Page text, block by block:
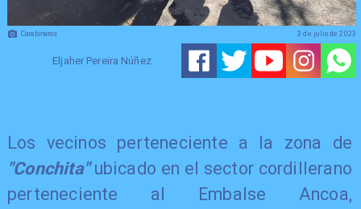
Carabineros
Eljaher Pereira Núñez
3 de julio de 2023
Los vecinos perteneciente a la zona de
"Conchita"ubicado en el sector cordillerano
perteneciente al Embalse Ancoa,